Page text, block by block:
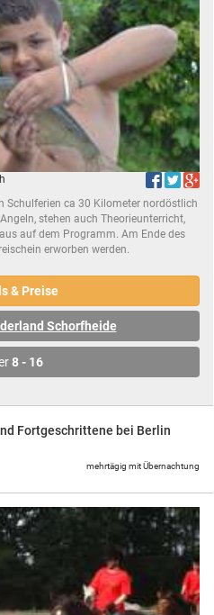
Schulferien ca 30 Kilometer nordöstlich
stehen auch Theorieunterricht,
auf dem Programm. Am Ende des
erworben werden.
& Preise
Schorfheide
8 - 16
Fortgeschrittene bei Berlin
mehrtägig mit Übernachtung